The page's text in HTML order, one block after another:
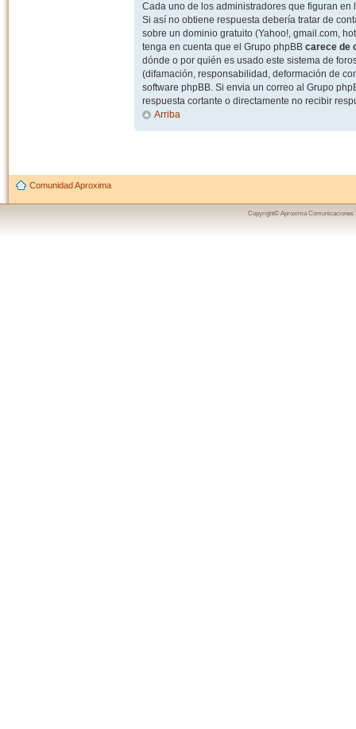
Cada uno de los administradores que figuran
Si así no obtiene respuesta debería tratar de
sobre un dominio gratuito (Yahoo!, gmail.com,
tenga en cuenta que el Grupo phpBB carece de
dónde o por quién es usado este sistema de
(difamación, responsabilidad, deformación de
software phpBB. Si envia un correo al Grupo
respuesta cortante o directamente no recibir
Arriba
Comunidad Aproxima
Copyright© Aproxima Comunicaciones